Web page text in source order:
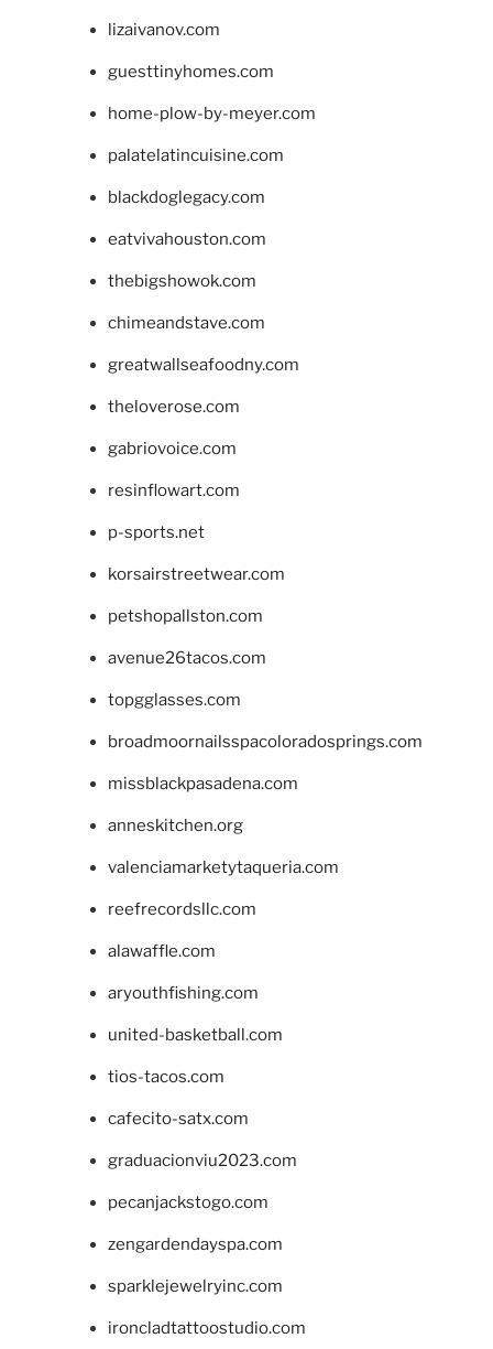
lizaivanov.com
guesttinyhomes.com
home-plow-by-meyer.com
palatelatincuisine.com
blackdoglegacy.com
eatvivahouston.com
thebigshowok.com
chimeandstave.com
greatwallseafoodny.com
theloverose.com
gabriovoice.com
resinflowart.com
p-sports.net
korsairstreetwear.com
petshopallston.com
avenue26tacos.com
topgglasses.com
broadmoornailsspacoloradosprings.com
missblackpasadena.com
anneskitchen.org
valenciamarketytaqueria.com
reefrecordsllc.com
alawaffle.com
aryouthfishing.com
united-basketball.com
tios-tacos.com
cafecito-satx.com
graduacionviu2023.com
pecanjackstogo.com
zengardendayspa.com
sparklejewelryinc.com
ironcladtattoostudio.com